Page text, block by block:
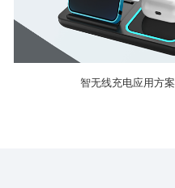
智无线充电应用方案